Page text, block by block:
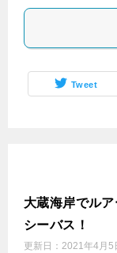
Tweet
大蔵海岸でル
シーバス！
更新日： 2021年4月5